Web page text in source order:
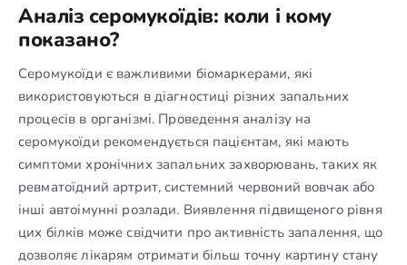
Аналіз серомукоїдів: коли і кому
показано?
Серомукоїди є важливими біомаркерами, які
використовуються в діагностиці різних запальних
процесів в організмі. Проведення аналізу на
серомукоїди рекомендується пацієнтам, які мають
симптоми хронічних запальних захворювань, таких як
ревматоїдний артрит, системний червоний вовчак або
інші автоімунні розлади. Виявлення підвищеного рівня
цих білків може свідчити про активність запалення, що
дозволяє лікарям отримати більш точну картину стану